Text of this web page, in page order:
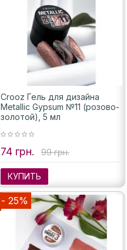
Crooz Гель для дизайна
Metallic Gypsum №11 (розово-
золотой), 5 мл
74 грн. 99 грн.
КУПИТЬ
- 25%